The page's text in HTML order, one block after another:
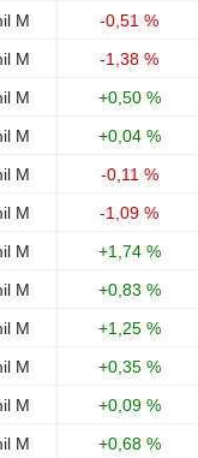
M
-0,51 %
M
-1,38 %
M
+0,50 %
M
+0,04 %
M
-0,11 %
M
-1,09 %
M
+1,74 %
M
+0,83 %
M
+1,25 %
M
+0,35 %
M
+0,09 %
M
+0,68 %